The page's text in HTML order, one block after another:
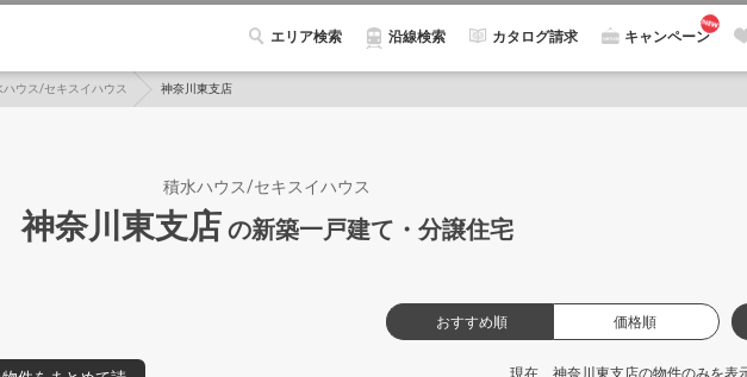
エリア検索 沿線検索 カタログ請求 キャンペーン
ハウス/セキスイハウス 神奈川東支店
積水ハウス/セキスイハウス
神奈川東支店 の新築一戸建て・分譲住宅
おすすめ順 価格順
現在、神奈川東支店の物件のみを表